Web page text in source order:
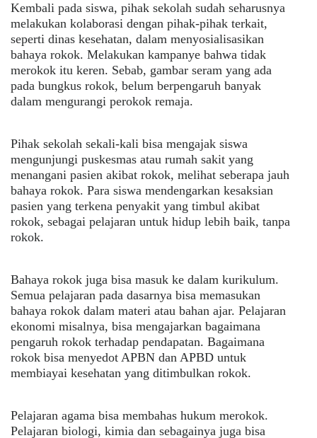
Kembali pada siswa, pihak sekolah sudah seharusnya
melakukan kolaborasi dengan pihak-pihak terkait,
seperti dinas kesehatan, dalam menyosialisasikan
bahaya rokok. Melakukan kampanye bahwa tidak
merokok itu keren. Sebab, gambar seram yang ada
pada bungkus rokok, belum berpengaruh banyak
dalam mengurangi perokok remaja.
Pihak sekolah sekali-kali bisa mengajak siswa
mengunjungi puskesmas atau rumah sakit yang
menangani pasien akibat rokok, melihat seberapa jauh
bahaya rokok. Para siswa mendengarkan kesaksian
pasien yang terkena penyakit yang timbul akibat
rokok, sebagai pelajaran untuk hidup lebih baik, tanpa
rokok.
Bahaya rokok juga bisa masuk ke dalam kurikulum.
Semua pelajaran pada dasarnya bisa memasukan
bahaya rokok dalam materi atau bahan ajar. Pelajaran
ekonomi misalnya, bisa mengajarkan bagaimana
pengaruh rokok terhadap pendapatan. Bagaimana
rokok bisa menyedot APBN dan APBD untuk
membiayai kesehatan yang ditimbulkan rokok.
Pelajaran agama bisa membahas hukum merokok.
Pelajaran biologi, kimia dan sebagainya juga bisa